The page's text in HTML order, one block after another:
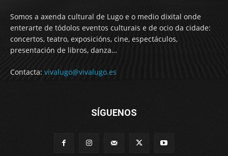
Somos a axenda cultural de Lugo e o medio dixital onde
enterarte de tódolos eventos culturais e de ocio da cidade:
concertos, teatro, exposicións, cine, espectáculos,
presentación de libros, danza…
Contacta: vivalugo@vivalugo.es
SÍGUENOS